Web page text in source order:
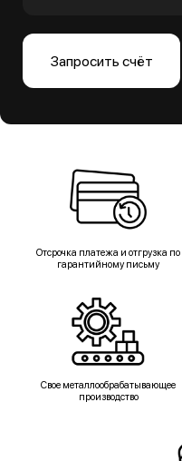
Запросить счёт
Отсрочка платежа и отгрузка по
гарантийному письму
Свое металлообрабатывающее
производство